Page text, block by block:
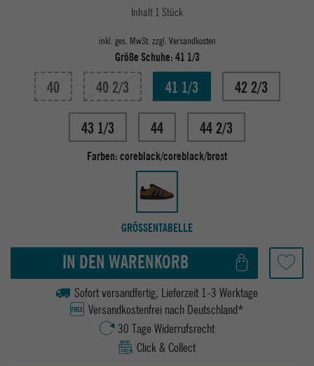
Inhalt 1 Stück
inkl. ges. MwSt. zzgl. Versandkosten
Größe Schuhe:41 1/3
40 40 2/3 41 1/3 42 2/3
43 1/3 44 44 2/3
Farben:coreblack/coreblack/brost
GRÖSSENTABELLE
IN DEN WARENKORB
Sofort versandfertig, Lieferzeit 1-3 Werktage
Versandkostenfrei nach Deutschland*
30 Tage Widerrufsrecht
Click & Collect